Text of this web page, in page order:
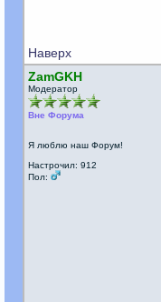
Наверх
ZamGKH
Модератор
Вне Форума
Я люблю наш Форум!
Настрочил: 912
Пол: